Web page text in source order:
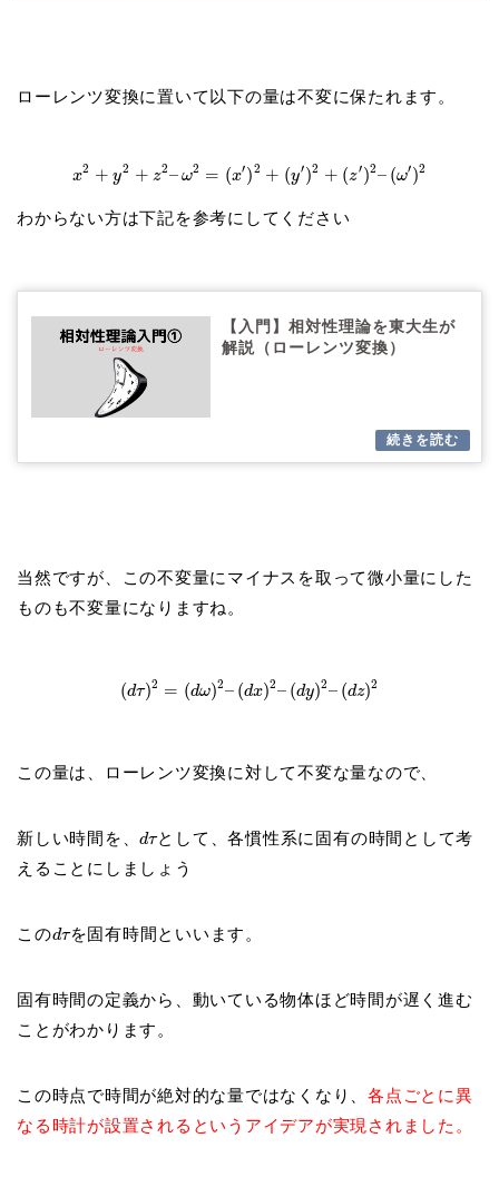
ローレンツ変換に置いて以下の量は不変に保たれます。
x2 + y2 + z2–ω2 = (x′)2 + (y′)2 + (z′)2– (ω′)2
わからない方は下記を参考にしてください
【入門】相対性理論を東大生が
解説（ローレンツ変換）
当然ですが、この不変量にマイナスを取って微小量にした
ものも不変量になりますね。
(dτ)2 = (dω)2– (dx)2– (dy)2– (dz)2
この量は、ローレンツ変換に対して不変な量なので、
新しい時間を、dτとして、各慣性系に固有の時間として考
えることにしましょう
このdτを固有時間といいます。
固有時間の定義から、動いている物体ほど時間が遅く進む
ことがわかります。
この時点で時間が絶対的な量ではなくなり、各点ごとに異
なる時計が設置されるというアイデアが実現されました。